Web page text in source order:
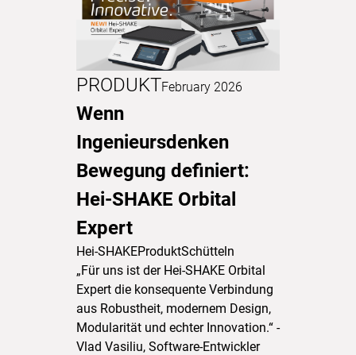
PRODUKTFebruary 2026
Wenn
Ingenieursdenken
Bewegung definiert:
Hei-SHAKE Orbital
Expert
Hei-SHAKEProduktSchütteln
„Für uns ist der Hei-SHAKE Orbital
Expert die konsequente Verbindung
aus Robustheit, modernem Design,
Modularität und echter Innovation.“ -
Vlad Vasiliu, Software-Entwickler